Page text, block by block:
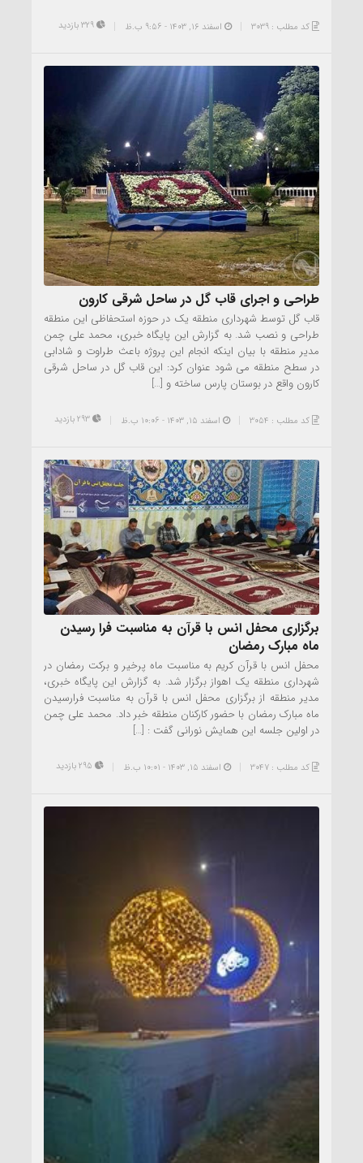
کد مطلب : 3039 اسفند ۱۶, ۱۴۰۳ - 9:56 ب.ظ
طراحی و اجرای قاب گل در ساحل شرقی کارون
قاب گل توسط شهرداری منطقه یک در حوزه استحفاظی این منطقه
طراحی و نصب شد. به گزارش این پایگاه خبری، محمد علی چمن
مدیر منطقه با بیان اینکه انجام این پروژه باعث طراوت و شادابی
در سطح منطقه می شود عنوان کرد: این قاب گل در ساحل شرقی
کارون واقع در بوستان پارس ساخته و […]
کد مطلب : 3054 اسفند ۱۵, ۱۴۰۳ - 10:06 ب.ظ
برگزاری محفل انس با قرآن به مناسبت فرا رسیدن
ماه مبارک رمضان
محفل انس با قرآن کریم به مناسبت ماه پرخیر و برکت رمضان در
شهرداری منطقه یک اهواز برگزار شد. به گزارش این پایگاه خبری،
مدیر منطقه از برگزاری محفل انس با قرآن به مناسبت فرارسیدن
ماه مبارک رمضان با حضور کارکنان منطقه خبر داد. محمد علی چمن
در اولین جلسه این همایش نورانی گفت : […]
کد مطلب : 3047 اسفند ۱۵, ۱۴۰۳ - 10:01 ب.ظ